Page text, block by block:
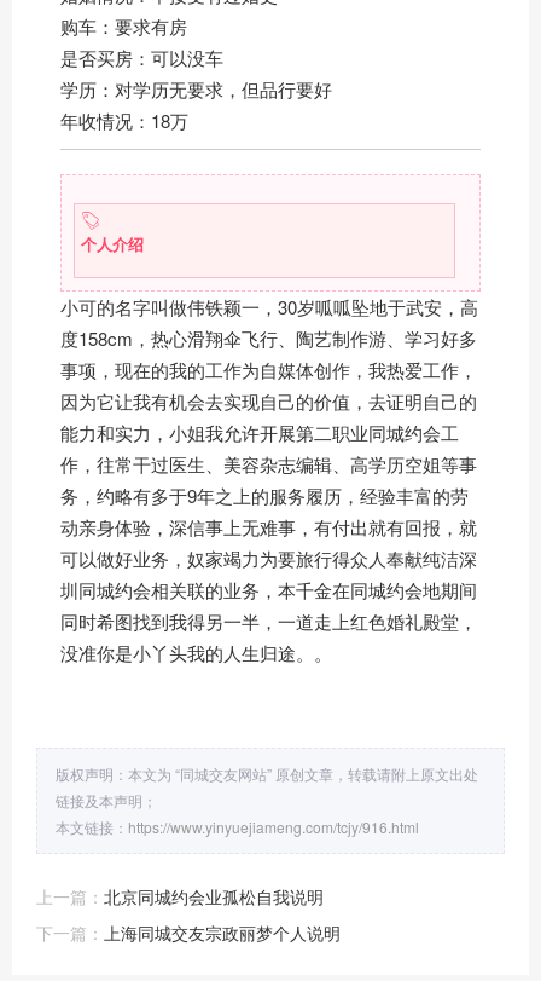
购车：要求有房
是否买房：可以没车
学历：对学历无要求，但品行要好
年收情况：18万
个人介绍
小可的名字叫做伟铁颖一，30岁呱呱坠地于武安，高
度158cm，热心滑翔伞飞行、陶艺制作游、学习好多
事项，现在的我的工作为自媒体创作，我热爱工作，
因为它让我有机会去实现自己的价值，去证明自己的
能力和实力，小姐我允许开展第二职业同城约会工
作，往常干过医生、美容杂志编辑、高学历空姐等事
务，约略有多于9年之上的服务履历，经验丰富的劳
动亲身体验，深信事上无难事，有付出就有回报，就
可以做好业务，奴家竭力为要旅行得众人奉献纯洁深
圳同城约会相关联的业务，本千金在同城约会地期间
同时希图找到我得另一半，一道走上红色婚礼殿堂，
没准你是小丫头我的人生归途。。
版权声明：本文为 “同城交友网站” 原创文章，转载请附上原文出处
链接及本声明；
本文链接： https://www.yinyuejiameng.com/tcjy/916.html
上一篇： 北京同城约会业孤松自我说明
下一篇： 上海同城交友宗政丽梦个人说明